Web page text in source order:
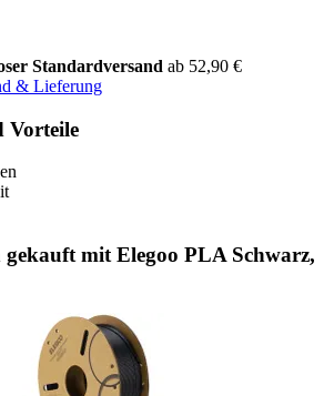
Standardversand ab 52,90 €
& Lieferung
Vorteile
mit Elegoo PLA Schwarz,